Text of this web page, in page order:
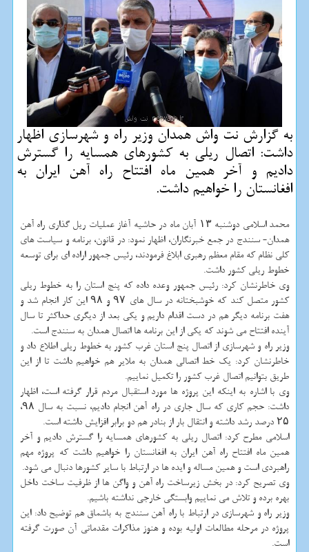
به گزارش نت واش همدان وزیر راه و شهرسازی اظهار
داشت: اتصال ریلی به كشورهای همسایه را گسترش
دادیم و آخر همین ماه افتتاح راه آهن ایران به
افغانستان را خواهیم داشت.
محمد اسلامی دوشنبه ۱۳ آبان ماه در حاشیه آغاز عملیات ریل گذاری راه آهن
همدان- سنندج در جمع خبرنگاران، اظهار نمود: در قانون، برنامه و سیاست های
کلی نظام که مقام معظم رهبری ابلاغ فرمودند، رئیس جمهور اراده ای برای توسعه
خطوط ریلی کشور داشت.
وی خاطرنشان کرد: رئیس جمهور وعده داده که پنج استان را به خطوط ریلی
کشور متصل کند که خوشبختانه در سال های ۹۷ و ۹۸ این کار انجام شد و
هفت برنامه دیگر هم در دست اقدام داریم و یکی بعد از دیگری حداکثر تا سال
آینده افتتاح می شوند که یکی از این برنامه ها اتصال همدان به سنندج است.
وزیر راه و شهرسازی از اتصال پنج استان غرب کشور به خطوط ریلی اطلاع داد و
خاطرنشان کرد: یک خط اتصالی همدان به ملایر هم خواهیم داشت تا از این
طریق بتوانیم اتصال غرب کشور را تکمیل نماییم.
وی با اشاره به اینکه این پروژه ها مورد استقبال مردم قرار گرفته است، اظهار
داشت: حجم کاری که سال جاری در راه آهن انجام دادیم، نسبت به سال ۹۸،
۲۵ درصد رشد داشته و انتقال بار از بنادر هم دو برابر افزایش داشته است.
اسلامی مطرح کرد: اتصال ریلی به کشورهای همسایه را گسترش دادیم و آخر
همین ماه افتتاح راه آهن ایران به افغانستان را خواهیم داشت که پروژه مهم
راهبردی است و همین مساله و ایده ها در ارتباط با سایر کشورها دنبال می شود.
وی تصریح کرد: در بخش زیرساخت راه آهن و واگن ها از ظرفیت ساخت داخل
بهره برده و تلاش می نماییم وابستگی خارجی نداشته باشیم.
وزیر راه و شهرسازی در ارتباط با راه آهن سنندج به باشماق هم توضیح داد: این
پروژه در مرحله مطالعات اولیه بوده و هنوز مذاکرات مقدماتی آن صورت گرفته
است.